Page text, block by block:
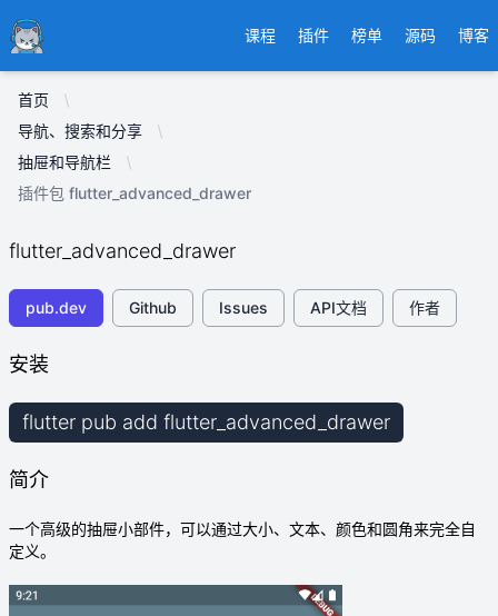
Ducafecat 课程 插件 榜单 源码 博客
首页
导航、搜索和分享
抽屉和导航栏
插件包 flutter_advanced_drawer
flutter_advanced_drawer
pub.dev Github Issues API文档 作者
安装
flutter pub add flutter_advanced_drawer
简介
一个高级的抽屉小部件，可以通过大小、文本、颜色和圆角来完全自
定义。